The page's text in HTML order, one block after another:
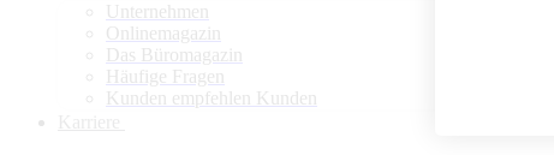
Unternehmen
Onlinemagazin
Das Büromagazin
Häufige Fragen
Kunden empfehlen Kunden